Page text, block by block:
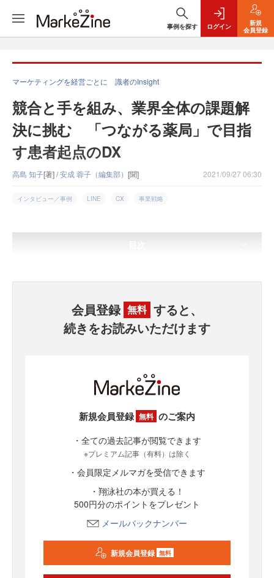
事例を探す ログイン
新規
会員登録
マーケティングを経営ごとに 識者のInsight
競合と手を組み、業界全体の課題解
決に挑む 「つながる薬局」で目指
す患者起点のDX
高島 知子[著] /安成 蓉子（編集部） [聞] 2021/09/27 06:30
インタビュー／事例 LINE CX 事業戦略
会員登録 無料 すると、
続きをお読みいただけます
新規会員登録 無料 のご案内
・全ての過去記事が閲覧できます
※プレミアム記事（有料）は除く
・会員限定メルマガを受信できます
・翔泳社の本が買える！
500円分のポイントをプレゼント
メールバックナンバー
新規会員登録 無料